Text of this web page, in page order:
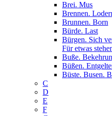
Brei. Mus
Brennen.
Brunnen. Born
Bürde. Last
Bürgen. Sich
Für etwas
Buße.
Büßen.
Büste. Busen.
C
D
E
F